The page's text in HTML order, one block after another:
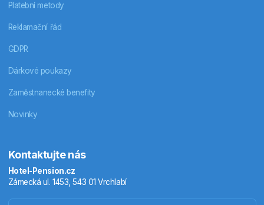
Platební metody
Reklamační řád
GDPR
Dárkové poukazy
Zaměstnanecké benefity
Novinky
Kontaktujte nás
Hotel-Pension.cz
Zámecká ul. 1453, 543 01 Vrchlabí